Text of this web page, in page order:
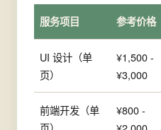
服务项目 参考价格
UI 设计（单
页）
¥1,500 -
¥3,000
前端开发（单
¥800 -